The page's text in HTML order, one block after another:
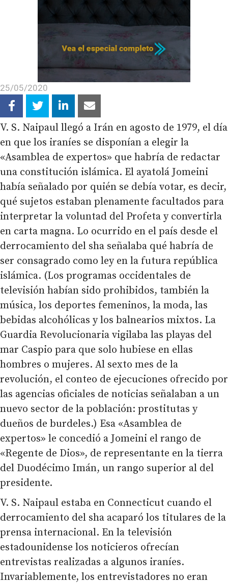
25/05/2020
V. S. Naipaul llegó a Irán en agosto de 1979, el día
en que los iraníes se disponían a elegir la
«Asamblea de expertos» que habría de redactar
una constitución islámica. El ayatolá Jomeini
había señalado por quién se debía votar, es decir,
qué sujetos estaban plenamente facultados para
interpretar la voluntad del Profeta y convertirla
en carta magna. Lo ocurrido en el país desde el
derrocamiento del sha señalaba qué habría de
ser consagrado como ley en la futura república
islámica. (Los programas occidentales de
televisión habían sido prohibidos, también la
música, los deportes femeninos, la moda, las
bebidas alcohólicas y los balnearios mixtos. La
Guardia Revolucionaria vigilaba las playas del
mar Caspio para que solo hubiese en ellas
hombres o mujeres. Al sexto mes de la
revolución, el conteo de ejecuciones ofrecido por
las agencias oficiales de noticias señalaban a un
nuevo sector de la población: prostitutas y
dueños de burdeles.) Esa «Asamblea de
expertos» le concedió a Jomeini el rango de
«Regente de Dios», de representante en la tierra
del Duodécimo Imán, un rango superior al del
presidente.
V. S. Naipaul estaba en Connecticut cuando el
derrocamiento del sha acaparó los titulares de la
prensa internacional. En la televisión
estadounidense los noticieros ofrecían
entrevistas realizadas a algunos iraníes.
Invariablemente, los entrevistadores no eran